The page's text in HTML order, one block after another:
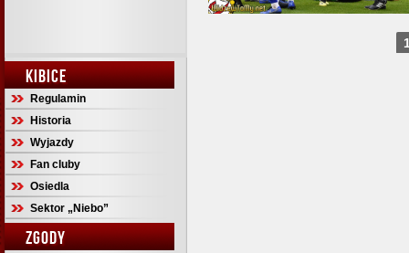
KIBICE
Regulamin
Historia
Wyjazdy
Fan cluby
Osiedla
Sektor „Niebo”
ZGODY